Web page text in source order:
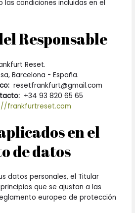
las condiciones incluidas en el
Responsable
Reset.
Barcelona - España.
resetfrankfurt@gmail.com
+34 93 820 65 65
frankfurtreset.com
en el
de datos
datos personales, el Titular
que se ajustan a las
europeo de protección